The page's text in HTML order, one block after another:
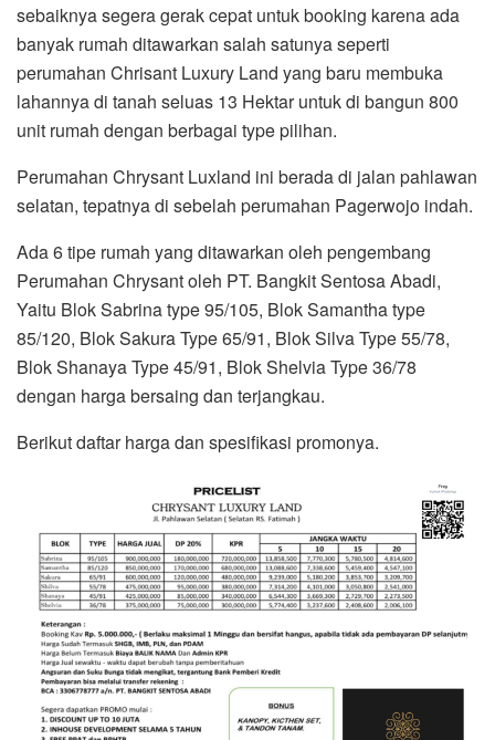
sebaiknya segera gerak cepat untuk booking karena ada
banyak rumah ditawarkan salah satunya seperti
perumahan Chrisant Luxury Land yang baru membuka
lahannya di tanah seluas 13 Hektar untuk di bangun 800
unit rumah dengan berbagai type pilihan.
Perumahan Chrysant Luxland ini berada di jalan pahlawan
selatan, tepatnya di sebelah perumahan Pagerwojo indah.
Ada 6 tipe rumah yang ditawarkan oleh pengembang
Perumahan Chrysant oleh PT. Bangkit Sentosa Abadi,
Yaitu Blok Sabrina type 95/105, Blok Samantha type
85/120, Blok Sakura Type 65/91, Blok Silva Type 55/78,
Blok Shanaya Type 45/91, Blok Shelvia Type 36/78
dengan harga bersaing dan terjangkau.
Berikut daftar harga dan spesifikasi promonya.